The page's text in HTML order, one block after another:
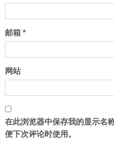
邮箱 *
网站
在此浏览器中保存我的显示名
便下次评论时使用。